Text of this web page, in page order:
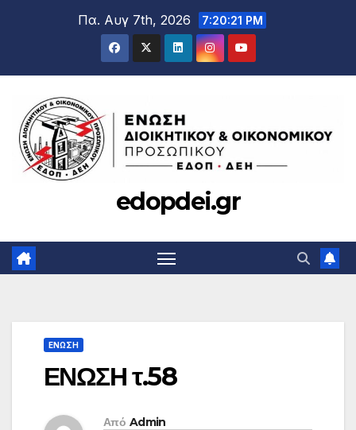
Πα. Αυγ 7th, 2026 7:20:22 PM
edopdei.gr
ΕΝΩΣΗ
ΕΝΩΣΗ τ.58
Από Admin